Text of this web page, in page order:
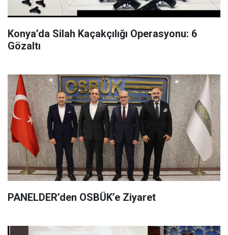
Konya’da Silah Kaçakçılığı Operasyonu: 6
Gözaltı
PANELDER’den OSBÜK’e Ziyaret